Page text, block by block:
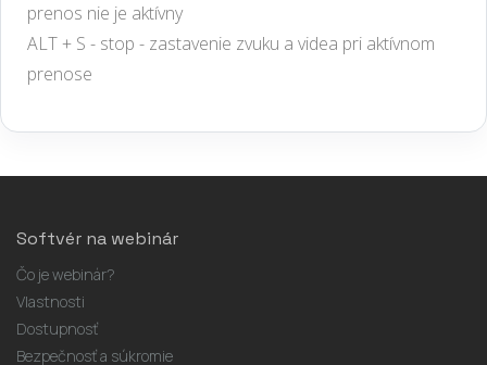
prenos nie je aktívny
ALT + S - stop - zastavenie zvuku a videa pri aktívnom
prenose
Softvér na webinár
Čo je webinár?
Vlastnosti
Dostupnosť
Bezpečnosť a súkromie